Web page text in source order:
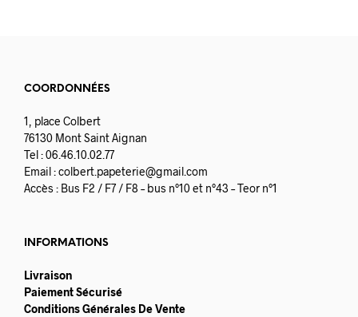
COORDONNÉES
1, place Colbert
76130 Mont Saint Aignan
Tel : 06.46.10.02.77
Email :colbert.papeterie@gmail.com
Accès : Bus F2 / F7 / F8 – bus n°10 et n°43 – Teor n°1
INFORMATIONS
Livraison
Paiement Sécurisé
Conditions Générales De Vente